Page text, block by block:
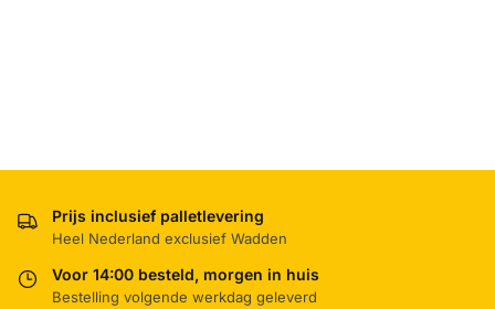
Prijs inclusief palletlevering
Heel Nederland exclusief Wadden
Voor 14:00 besteld, morgen in huis
Bestelling volgende werkdag geleverd